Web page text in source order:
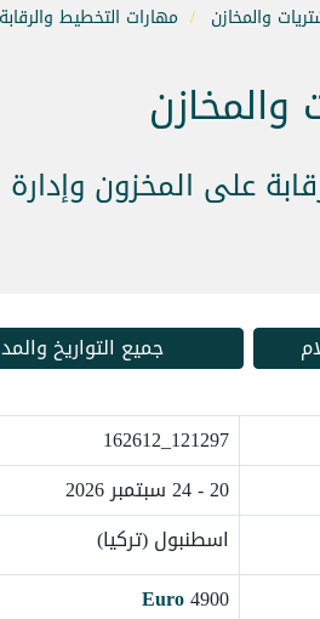
والمخازن مهارات التخطيط
والمخازن
على المخزون وإدارة
جميع التواريخ
121297_162612
20 - 24 سبتمبر 2026
اسطنبول (تركيا)
4900
Euro